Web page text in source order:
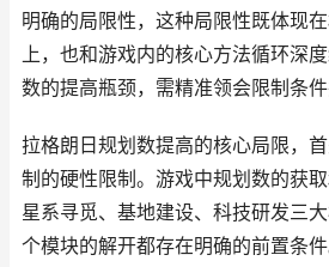
明确的局限性，这种局限性既体现
上，也和游戏内的核心方法循环深
数的提高瓶颈，需精准领会限制条件
拉格朗日规划数提高的核心局限，
制的硬性限制。游戏中规划数的获
星系寻觅、基地建设、科技研发三
个模块的解开都存在明确的前置条